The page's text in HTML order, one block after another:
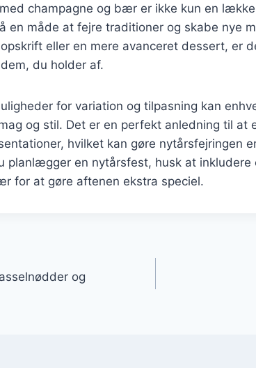
champagne og bær er ikke kun en
en måde at fejre traditioner og skabe nye
eller en mere avanceret dessert, er
du holder af.
for variation og tilpasning kan
og stil. Det er en perfekt anledning til at
hvilket kan gøre nytårsfejringen
planlægger en nytårsfest, husk at
for at gøre aftenen ekstra speciel.
og